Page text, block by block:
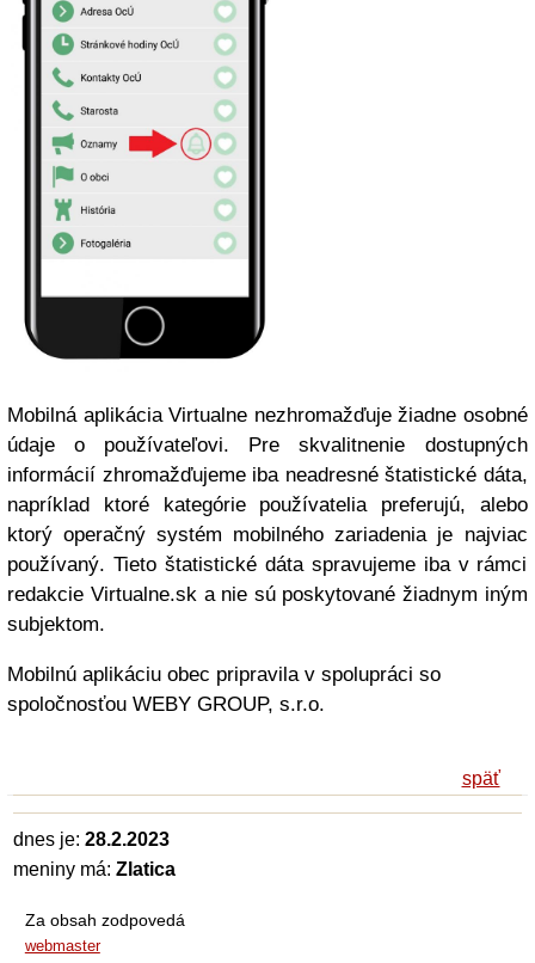
Mobilná aplikácia Virtualne nezhromažďuje žiadne osobné
údaje o používateľovi. Pre skvalitnenie dostupných
informácií zhromažďujeme iba neadresné štatistické dáta,
napríklad ktoré kategórie používatelia preferujú, alebo
ktorý operačný systém mobilného zariadenia je najviac
používaný. Tieto štatistické dáta spravujeme iba v rámci
redakcie Virtualne.sk a nie sú poskytované žiadnym iným
subjektom.
Mobilnú aplikáciu obec pripravila v spolupráci so
spoločnosťou WEBY GROUP, s.r.o.
späť
dnes je: 28.2.2023
meniny má: Zlatica
Za obsah zodpovedá
webmaster